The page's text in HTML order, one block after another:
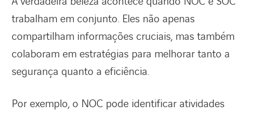
trabalham em conjunto. Eles não apenas
compartilham informações cruciais, mas também
colaboram em estratégias para melhorar tanto a
segurança quanto a eficiência.
Por exemplo, o NOC pode identificar atividades